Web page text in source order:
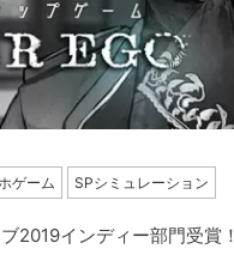
ゲーム SPシミュレーション
2019インディー部門受賞！